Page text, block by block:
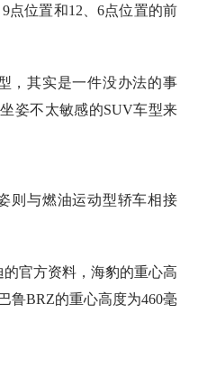
点位置和12、6点位置的前
，其实是一件没办法的事
姿不太敏感的SUV车型来
则与燃油运动型轿车相接
官方资料，海豹的重心高
鲁BRZ的重心高度为460毫